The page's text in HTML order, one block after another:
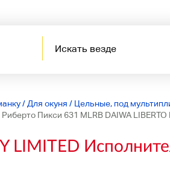
/ Для окуня / Цельные, под
Пикси 631 MLRB DAIWA LIBERTO
LIMITED